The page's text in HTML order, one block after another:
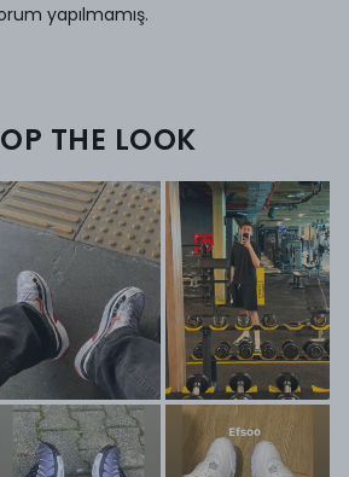
yapılmamış.
THE LOOK